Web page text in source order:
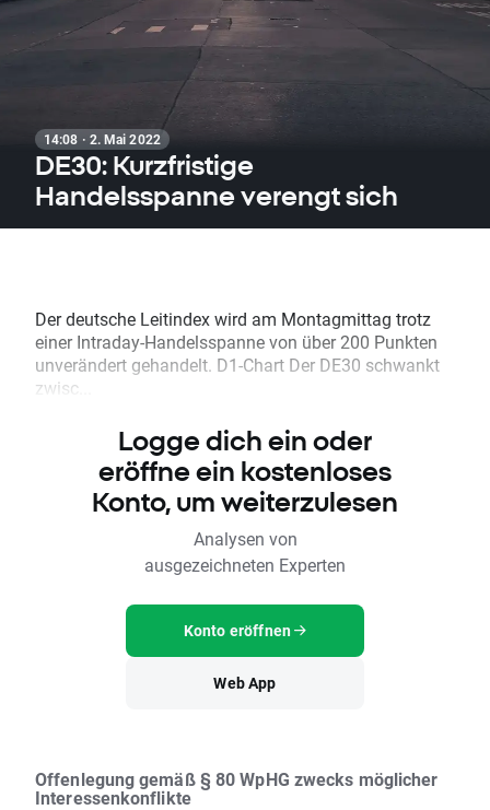
14:08 · 2. Mai 2022
DE30: Kurzfristige
Handelsspanne verengt sich
Der deutsche Leitindex wird am Montagmittag trotz
einer Intraday-Handelsspanne von über 200 Punkten
unverändert gehandelt. D1-Chart Der DE30 schwankt
zwisc...
Logge dich ein oder
eröffne ein kostenloses
Konto, um weiterzulesen
Analysen von
ausgezeichneten Experten
Konto eröffnen
Web App
Offenlegung gemäß § 80 WpHG zwecks möglicher
Interessenkonflikte